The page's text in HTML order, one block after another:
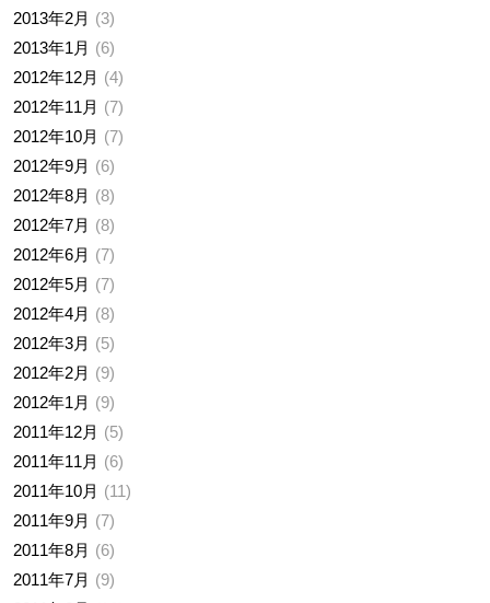
2013年2月
3
2013年1月
6
2012年12月
4
2012年11月
7
2012年10月
7
2012年9月
6
2012年8月
8
2012年7月
8
2012年6月
7
2012年5月
7
2012年4月
8
2012年3月
5
2012年2月
9
2012年1月
9
2011年12月
5
2011年11月
6
2011年10月
11
2011年9月
7
2011年8月
6
2011年7月
9